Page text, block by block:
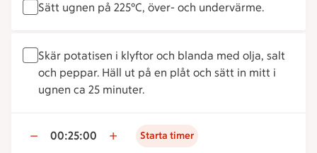
Sätt ugnen på 225°C, över- och undervärme.
Skär potatisen i klyftor och blanda med olja, salt
och peppar. Häll ut på en plåt och sätt in mitt i
ugnen ca 25 minuter.
00:25:00 Starta timer